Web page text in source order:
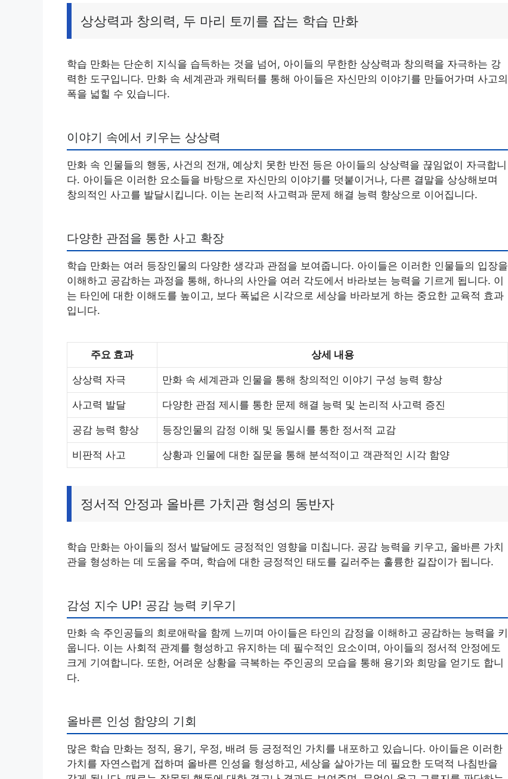
상상력과 창의력, 두 마리 토끼를 잡는 학습 만화
학습 만화는 단순히 지식을 습득하는 것을 넘어, 아이들의 무한한 상상력과 창의력을 자극하는 강
력한 도구입니다. 만화 속 세계관과 캐릭터를 통해 아이들은 자신만의 이야기를 만들어가며 사고의
폭을 넓힐 수 있습니다.
이야기 속에서 키우는 상상력
만화 속 인물들의 행동, 사건의 전개, 예상치 못한 반전 등은 아이들의 상상력을 끊임없이 자극합니
다. 아이들은 이러한 요소들을 바탕으로 자신만의 이야기를 덧붙이거나, 다른 결말을 상상해보며
창의적인 사고를 발달시킵니다. 이는 논리적 사고력과 문제 해결 능력 향상으로 이어집니다.
다양한 관점을 통한 사고 확장
학습 만화는 여러 등장인물의 다양한 생각과 관점을 보여줍니다. 아이들은 이러한 인물들의 입장을
이해하고 공감하는 과정을 통해, 하나의 사안을 여러 각도에서 바라보는 능력을 기르게 됩니다. 이
는 타인에 대한 이해도를 높이고, 보다 폭넓은 시각으로 세상을 바라보게 하는 중요한 교육적 효과
입니다.
주요 효과 상세 내용
상상력 자극 만화 속 세계관과 인물을 통해 창의적인 이야기 구성 능력 향상
사고력 발달 다양한 관점 제시를 통한 문제 해결 능력 및 논리적 사고력 증진
공감 능력 향상 등장인물의 감정 이해 및 동일시를 통한 정서적 교감
비판적 사고 상황과 인물에 대한 질문을 통해 분석적이고 객관적인 시각 함양
정서적 안정과 올바른 가치관 형성의 동반자
학습 만화는 아이들의 정서 발달에도 긍정적인 영향을 미칩니다. 공감 능력을 키우고, 올바른 가치
관을 형성하는 데 도움을 주며, 학습에 대한 긍정적인 태도를 길러주는 훌륭한 길잡이가 됩니다.
감성 지수 UP! 공감 능력 키우기
만화 속 주인공들의 희로애락을 함께 느끼며 아이들은 타인의 감정을 이해하고 공감하는 능력을 키
웁니다. 이는 사회적 관계를 형성하고 유지하는 데 필수적인 요소이며, 아이들의 정서적 안정에도
크게 기여합니다. 또한, 어려운 상황을 극복하는 주인공의 모습을 통해 용기와 희망을 얻기도 합니
다.
올바른 인성 함양의 기회
많은 학습 만화는 정직, 용기, 우정, 배려 등 긍정적인 가치를 내포하고 있습니다. 아이들은 이러한
가치를 자연스럽게 접하며 올바른 인성을 형성하고, 세상을 살아가는 데 필요한 도덕적 나침반을